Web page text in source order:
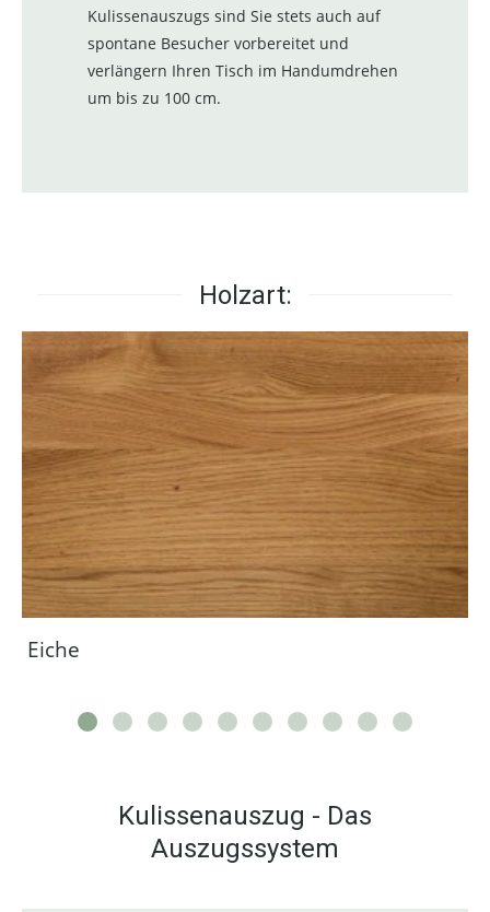
Kulissenauszugs sind Sie stets auch auf
spontane Besucher vorbereitet und
verlängern Ihren Tisch im Handumdrehen
um bis zu 100 cm.
Holzart:
Eiche
Kulissenauszug - Das
Auszugssystem